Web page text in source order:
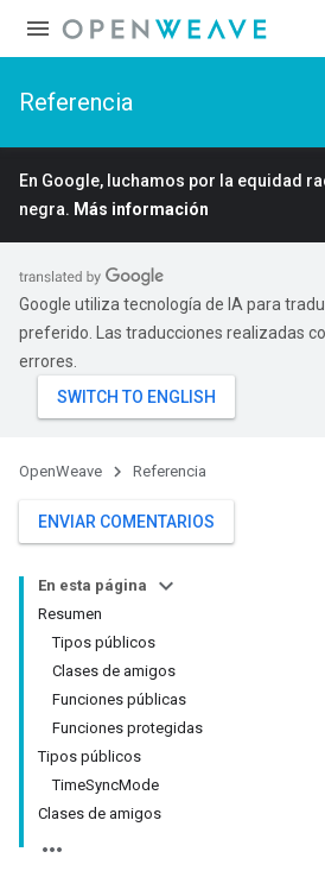
Referencia
En Google, luchamos por la equidad
negra. Más información
Google utiliza tecnología de IA para
preferido. Las traducciones realizadas
errores.
OpenWeave Referencia
ENVIAR COMENTARIOS
En esta página
Resumen
Tipos públicos
Clases de amigos
Funciones públicas
Funciones protegidas
Tipos públicos
TimeSyncMode
Clases de amigos